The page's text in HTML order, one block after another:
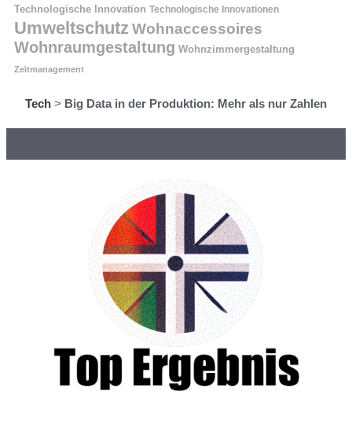
Technologische Innovation Technologische Innovationen
Umweltschutz Wohnaccessoires
Wohnraumgestaltung Wohnzimmergestaltung
Zeitmanagement
Tech > Big Data in der Produktion: Mehr als nur Zahlen